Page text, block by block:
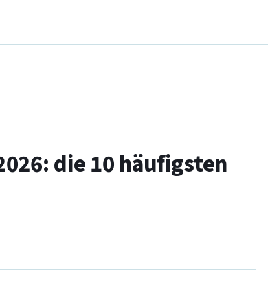
die 10 häufigsten